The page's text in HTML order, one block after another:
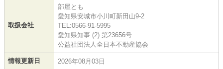
取扱会社
部屋とも
愛知県安城市小川町新田山9-2
TEL:0566-91-5995
愛知県知事 (2) 第23656号
公益社団法人全日本不動産協会
情報更新日 2026年08月03日